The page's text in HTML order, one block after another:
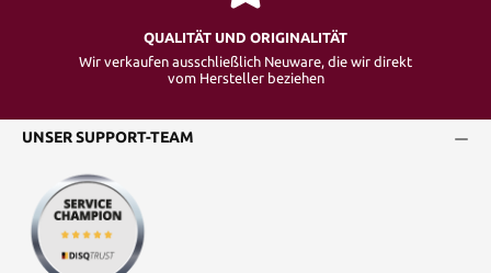
QUALITÄT UND ORIGINALITÄT
Wir verkaufen ausschließlich Neuware, die wir direkt
vom Hersteller beziehen
UNSER SUPPORT-TEAM